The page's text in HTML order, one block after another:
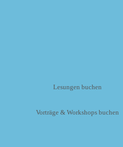
Lesungen buchen
Vorträge & Workshops buchen